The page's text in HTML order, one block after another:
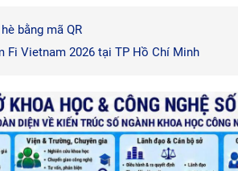
bằng mã QR
Fi Vietnam 2026 tại TP Hồ Chí Minh